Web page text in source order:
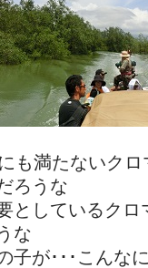
も満たないク
ろうな
としているク
な
子が･･･こんな